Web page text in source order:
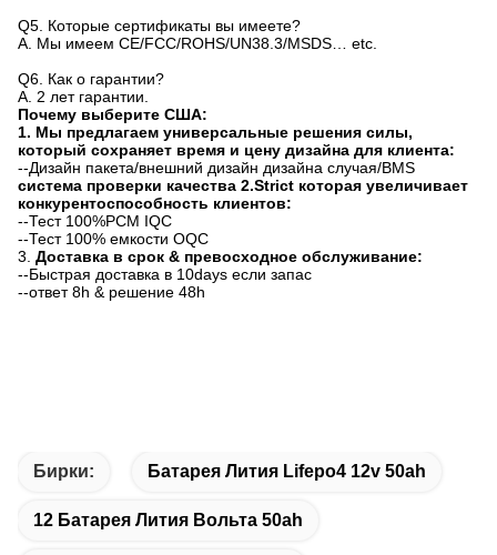
Q5. Которые сертификаты вы имеете?
A. Мы имеем CE/FCC/ROHS/UN38.3/MSDS… etc.
Q6. Как о гарантии?
A. 2 лет гарантии.
Почему выберите США:
1. Мы предлагаем универсальные решения силы,
который сохраняет время и цену дизайна для клиента:
--Дизайн пакета/внешний дизайн дизайна случая/BMS
система проверки качества 2.Strict которая увеличивает
конкурентоспособность клиентов:
--Тест 100%PCM IQC
--Тест 100% емкости OQC
3. Доставка в срок & превосходное обслуживание:
--Быстрая доставка в 10days если запас
--ответ 8h & решение 48h
Бирки: Батарея Лития Lifepo4 12v 50ah
12 Батарея Лития Вольта 50ah